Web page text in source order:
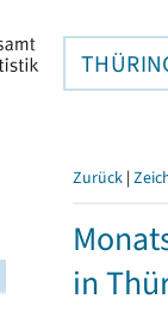
Zurück |
in